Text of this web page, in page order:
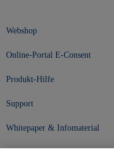
Webshop
Online-Portal E-Consent
Produkt-Hilfe
Support
Whitepaper & Infomaterial